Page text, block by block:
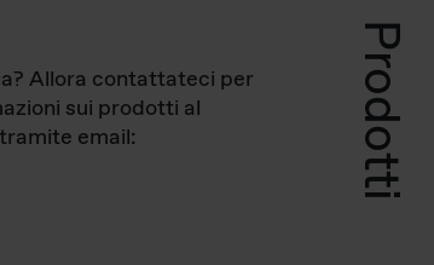
Prodotti
Allora contattateci per
sui prodotti al
email: